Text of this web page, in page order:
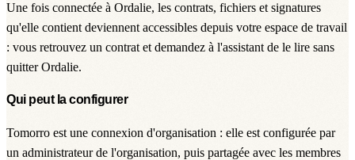
Une fois connectée à Ordalie, les contrats, fichiers et signatures
qu'elle contient deviennent accessibles depuis votre espace de travail
: vous retrouvez un contrat et demandez à l'assistant de le lire sans
quitter Ordalie.
Qui peut la configurer
Tomorro est une connexion d'organisation : elle est configurée par
un administrateur de l'organisation, puis partagée avec les membres